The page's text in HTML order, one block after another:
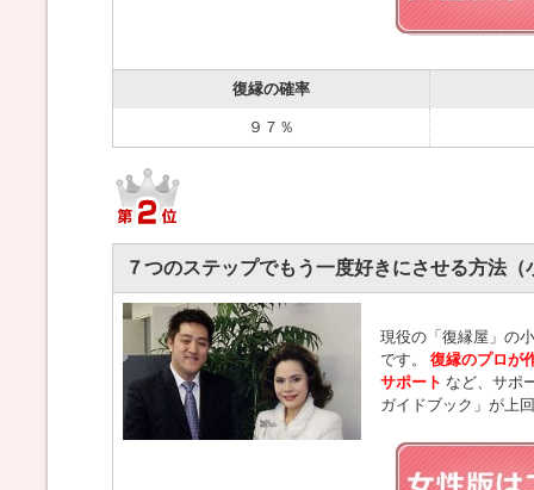
復縁の確率
９７％
７つのステップでもう一度好きにさせる方法（
現役の「復縁屋」の
です。
復縁のプロが
サポート など、サポ
ガイドブック」が上